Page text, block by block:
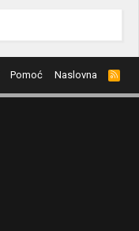
Pomoć Naslovna
R
S
S